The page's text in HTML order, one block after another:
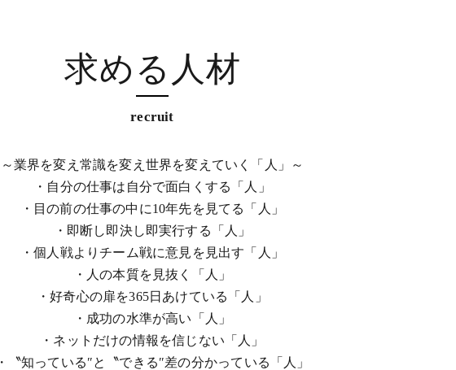
求める人材
recruit
～業界を変え常識を変え世界を変えていく「人」～
・自分の仕事は自分で面白くする「人」
・目の前の仕事の中に10年先を見てる「人」
・即断し即決し即実行する「人」
・個人戦よりチーム戦に意見を見出す「人」
・人の本質を見抜く「人」
・好奇心の扉を365日あけている「人」
・成功の水準が高い「人」
・ネットだけの情報を信じない「人」
・〝知っている″と〝できる″差の分かっている「人」